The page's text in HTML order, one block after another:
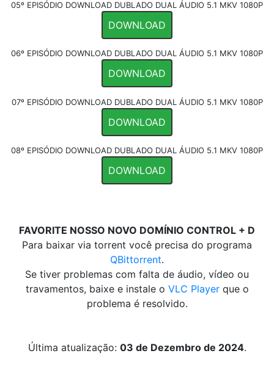
05º EPISÓDIO DOWNLOAD DUBLADO DUAL ÁUDIO 5.1 MKV 1080P
DOWNLOAD
06º EPISÓDIO DOWNLOAD DUBLADO DUAL ÁUDIO 5.1 MKV 1080P
DOWNLOAD
07º EPISÓDIO DOWNLOAD DUBLADO DUAL ÁUDIO 5.1 MKV 1080P
DOWNLOAD
08º EPISÓDIO DOWNLOAD DUBLADO DUAL ÁUDIO 5.1 MKV 1080P
DOWNLOAD
FAVORITE NOSSO NOVO DOMÍNIO CONTROL + D
Para baixar via torrent você precisa do programa
QBittorrent.
Se tiver problemas com falta de áudio, vídeo ou
travamentos, baixe e instale o VLC Playerque o
problema é resolvido.
Última atualização: 03 de Dezembro de 2024.